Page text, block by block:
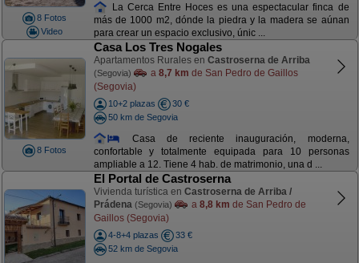
8 Fotos
Video
La Cerca Entre Hoces es una espectacular finca de
más de 1000 m2, dónde la piedra y la madera se aúnan
para crear un espacio exclusivo, únic ...
8 Fotos
Casa Los Tres Nogales
Apartamentos Rurales en Castroserna de Arriba
(Segovia) a 8,7 km de San Pedro de Gaillos
(Segovia)
10+2 plazas
30 €
50 km de Segovia
Casa de reciente inauguración, moderna,
confortable y totalmente equipada para 10 personas
ampliable a 12. Tiene 4 hab. de matrimonio, una d ...
El Portal de Castroserna
Vivienda turística en Castroserna de Arriba /
Prádena (Segovia) a 8,8 km de San Pedro de
Gaillos (Segovia)
4-8+4 plazas
33 €
52 km de Segovia